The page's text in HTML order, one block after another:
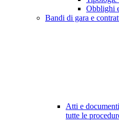
Obblighi
Bandi di gara e
Atti e
tutte le